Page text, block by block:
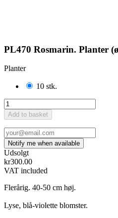
PL470 Rosmarin. Planter
Planter
10 stk.
Add to basket
Udsolgt
kr300.00
VAT included
Flerårig. 40-50 cm høj.
Lyse, blå-violette blomster.